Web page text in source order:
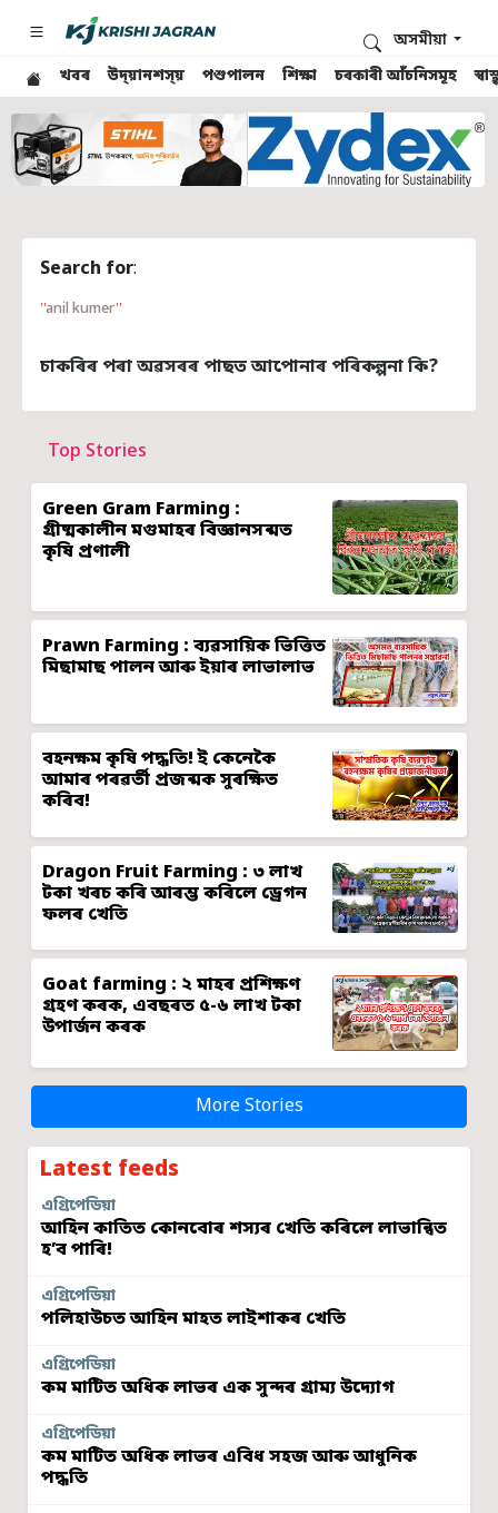
খবৰ উদ্য়ানশস্য় পশুপালন শিক্ষা চৰকাৰী আঁচনিসমূহ
অসমীয়া
Search for:
anil kumer
চাকৰিৰ পৰা অৱসৰৰ পাছত আপোনাৰ পৰিকল্পনা কি?
Top Stories
Green Gram Farming :
গ্ৰীষ্মকালীন মগুমাহৰ বিজ্ঞানসন্মত
কৃষি প্ৰণালী
Prawn Farming : ব্যৱসায়িক ভিত্তিত
মিছামাছ পালন আৰু ইয়াৰ লাভালাভ
বহনক্ষম কৃষি পদ্ধতি! ই কেনেকৈ
আমাৰ পৰৱৰ্তী প্ৰজন্মক সুৰক্ষিত
কৰিব!
Dragon Fruit Farming : ৩ লাখ
টকা খৰচ কৰি আৰম্ভ কৰিলে ড্ৰেগন
ফলৰ খেতি
Goat farming : ২ মাহৰ প্ৰশিক্ষণ
গ্ৰহণ কৰক, এবছৰত ৫-৬ লাখ টকা
উপাৰ্জন কৰক
More Stories
Latest feeds
এগ্ৰিপেডিয়া
আহিন কাতিত কোনবোৰ শস্যৰ খেতি কৰিলে লাভান্বিত
হ’ব পাৰি!
এগ্ৰিপেডিয়া
পলিহাউচত আহিন মাহত লাইশাকৰ খেতি
এগ্ৰিপেডিয়া
কম মাটিত অধিক লাভৰ এক সুন্দৰ গ্ৰাম্য উদ্যোগ
এগ্ৰিপেডিয়া
কম মাটিত অধিক লাভৰ এবিধ সহজ আৰু আধুনিক
পদ্ধতি